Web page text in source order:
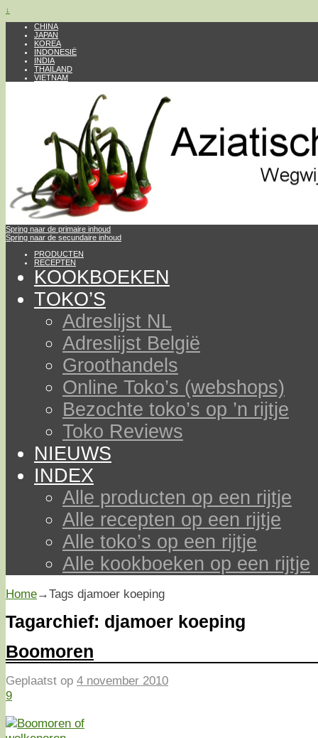
↓
CHINA
JAPAN
KOREA
INDONESIË
INDIA
THAILAND
VIETNAM
Spring naar de primaire inhoud
Spring naar de secundaire inhoud
PRODUCTEN
RECEPTEN
KOOKBOEKEN
TOKO’S
Adreslijst NL
Adreslijst België
Groothandels
Online Toko’s (webshops)
Bezochte toko’s op ’n rijtje
Toko Reviews
NIEUWS
INDEX
Alle producten op een rijtje
Alle recepten op een rijtje
Alle toko’s op een rijtje
Alle kookboeken op een rijtje
Home→Tags djamoer koeping
Tagarchief: djamoer koeping
Boomoren
Geplaatst op 4 november 2010
9